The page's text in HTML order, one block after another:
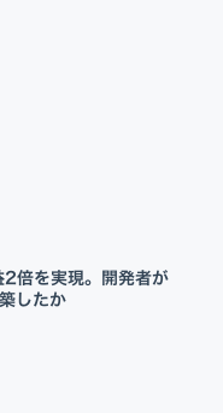
倍を実現。開発者が
したか